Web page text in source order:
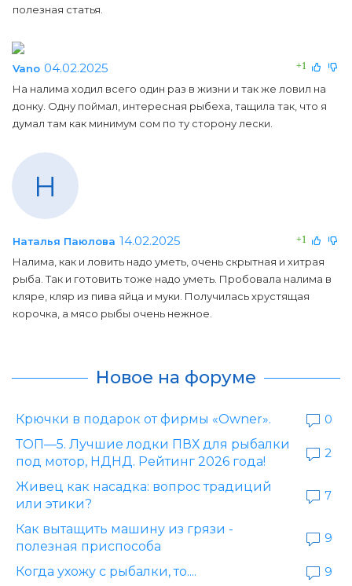
полезная статья.
+1
Vano 04.02.2025
На налима ходил всего один раз в жизни и так же ловил на
донку. Одну поймал, интересная рыбеха, тащила так, что я
думал там как минимум сом по ту сторону лески.
Н
+1
Наталья Паюлова 14.02.2025
Налима, как и ловить надо уметь, очень скрытная и хитрая
рыба. Так и готовить тоже надо уметь. Пробовала налима в
кляре, кляр из пива яйца и муки. Получилась хрустящая
корочка, а мясо рыбы очень нежное.
Новое на форуме
Крючки в подарок от фирмы «Owner».
0
ТОП—5. Лучшие лодки ПВХ для рыбалки
под мотор, НДНД. Рейтинг 2026 года!
2
Живец как насадка: вопрос традиций
или этики?
7
Как вытащить машину из грязи -
полезная приспособа
9
Когда ухожу с рыбалки, то....
9